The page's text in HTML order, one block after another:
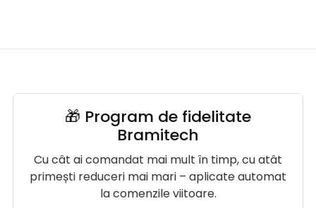
🎁 Program de fidelitate
Bramitech
Cu cât ai comandat mai mult în timp, cu atât
primești reduceri mai mari – aplicate automat
la comenzile viitoare.